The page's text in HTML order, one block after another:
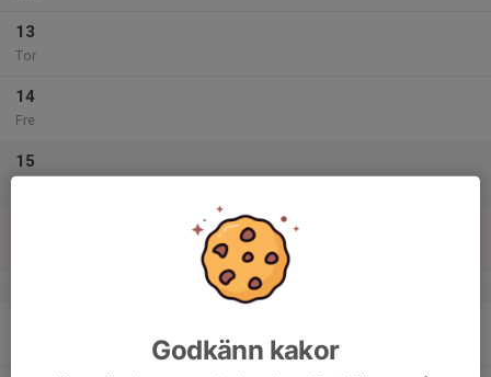
13
Tor
14
Fre
15
v.34
Godkänn kakor